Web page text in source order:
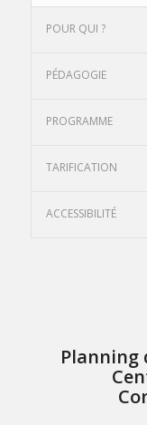
POUR QUI ?
PÉDAGOGIE
PROGRAMME
TARIFICATION
ACCESSIBILITÉ
Planning